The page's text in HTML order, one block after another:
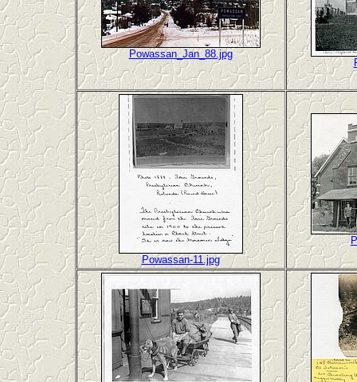
Powassan_Jan_88.jpg
Powassan-11.jpg